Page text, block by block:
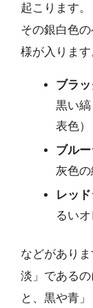
起こります。
その銀白色
様が入ります
ブラ
黒い
表色）
ブル
灰色
レッ
るい
などがあり
淡」である
と、黒や青